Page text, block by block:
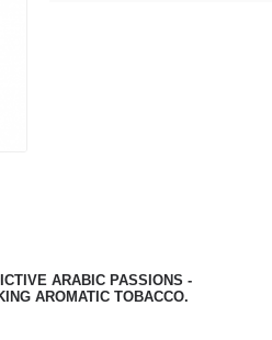
ARABIC PASSIONS -
AROMATIC TOBACCO.